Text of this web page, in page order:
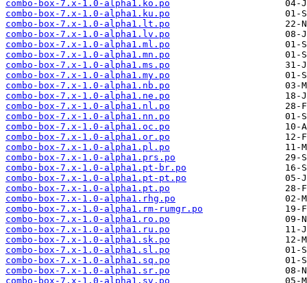
combo-box-7.x-1.0-alpha1.ko.po
combo-box-7.x-1.0-alpha1.ku.po
combo-box-7.x-1.0-alpha1.lt.po
combo-box-7.x-1.0-alpha1.lv.po
combo-box-7.x-1.0-alpha1.ml.po
combo-box-7.x-1.0-alpha1.mn.po
combo-box-7.x-1.0-alpha1.ms.po
combo-box-7.x-1.0-alpha1.my.po
combo-box-7.x-1.0-alpha1.nb.po
combo-box-7.x-1.0-alpha1.ne.po
combo-box-7.x-1.0-alpha1.nl.po
combo-box-7.x-1.0-alpha1.nn.po
combo-box-7.x-1.0-alpha1.oc.po
combo-box-7.x-1.0-alpha1.or.po
combo-box-7.x-1.0-alpha1.pl.po
combo-box-7.x-1.0-alpha1.prs.po
combo-box-7.x-1.0-alpha1.pt-br.po
combo-box-7.x-1.0-alpha1.pt-pt.po
combo-box-7.x-1.0-alpha1.pt.po
combo-box-7.x-1.0-alpha1.rhg.po
combo-box-7.x-1.0-alpha1.rm-rumgr.po
combo-box-7.x-1.0-alpha1.ro.po
combo-box-7.x-1.0-alpha1.ru.po
combo-box-7.x-1.0-alpha1.sk.po
combo-box-7.x-1.0-alpha1.sl.po
combo-box-7.x-1.0-alpha1.sq.po
combo-box-7.x-1.0-alpha1.sr.po
combo-box-7.x-1.0-alpha1.sv.po